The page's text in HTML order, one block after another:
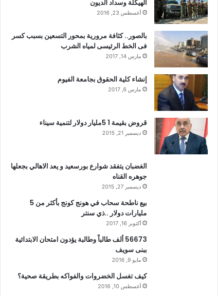
الهيكلة وسداد الديون
أغسطس 23, 2016
بالصور.. كثافة مرورية بمحور التسعين بسبب كسر
فى الخط الرئيسى لمياه الشرب
مارس 14, 2017
إنشاء كلية الحقوق بجامعة الفيوم
مارس 6, 2017
قروض بقيمة 1 5مليار دولار لتنمية سيناء
ديسمبر 21, 2015
الغضبان يتفقد شوارع بورسعيد و يعد الاهالي بجعلها
جوهره القناه
ديسمبر 27, 2015
بيع ناطحة سحاب في هونج كونج بأكثر من 5
مليارات دولار ..ذي سنتر
أكتوبر 16, 2017
56673 ألف طالباً وطالبة يؤدون امتحان الابتدائية
ببنى سويف
مايو 9, 2016
كيف تغسل الخضروات والفواكه بطريقة صحية؟
أغسطس 10, 2016